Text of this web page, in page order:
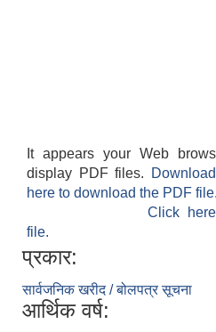
It appears your Web
display PDF files.
here to download the PDF file.
Click
file.
प्रकार:
सार्वजनिक खरीद / बोलपत्र सूचना
आर्थिक वर्ष: